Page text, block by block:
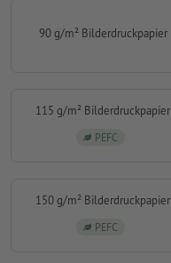
90 g/m² Bilderdruckpapier
115 g/m² Bilderdruckpapier
PEFC
150 g/m² Bilderdruckpapier
PEFC